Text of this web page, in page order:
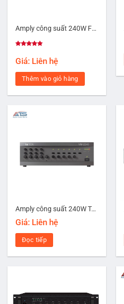
Amply công suất 240W FTD FA-240
hạng
5.00
5 sao
Giá: Liên hệ
Thêm vào giỏ hàng
Amply công suất 240W Toa VM-2240
Giá: Liên hệ
Đọc tiếp